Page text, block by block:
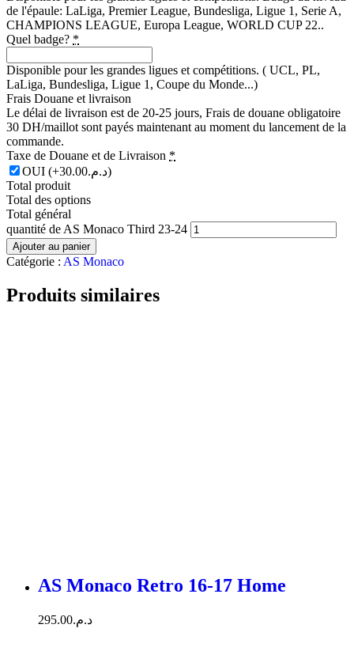
de l'épaule: LaLiga, Premier League, Bundesliga, Ligue 1, Serie A,
CHAMPIONS LEAGUE, Europa League, WORLD CUP 22..
Quel badge? *
Disponible pour les grandes ligues et compétitions. ( UCL, PL,
LaLiga, Bundesliga, Ligue 1, Coupe du Monde...)
Frais Douane et livraison
Le délai de livraison est de 20-25 jours, Frais de douane obligatoire
30 DH/maillot sont payés maintenant au moment du lancement de la
commande.
Taxe de Douane et de Livraison *
OUI
(+د.م.30.00)
Total produit
Total des options
Total général
quantité de AS Monaco Third 23-24
Ajouter au panier
Catégorie : AS Monaco
Produits similaires
AS Monaco Retro 16-17 Home
د.م.295.00